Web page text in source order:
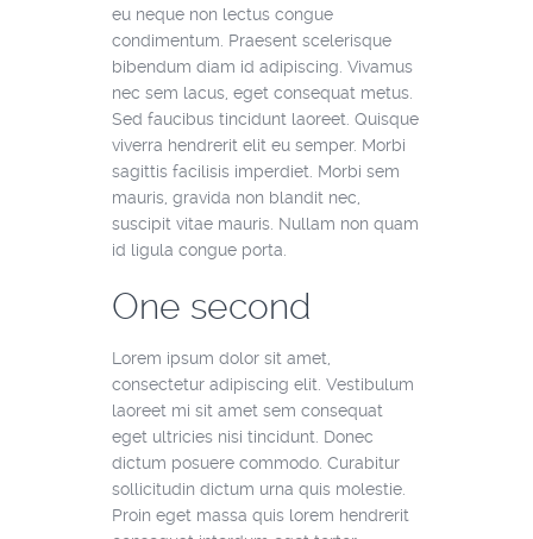
eu neque non lectus congue
condimentum. Praesent scelerisque
bibendum diam id adipiscing. Vivamus
nec sem lacus, eget consequat metus.
Sed faucibus tincidunt laoreet. Quisque
viverra hendrerit elit eu semper. Morbi
sagittis facilisis imperdiet. Morbi sem
mauris, gravida non blandit nec,
suscipit vitae mauris. Nullam non quam
id ligula congue porta.
One second
Lorem ipsum dolor sit amet,
consectetur adipiscing elit. Vestibulum
laoreet mi sit amet sem consequat
eget ultricies nisi tincidunt. Donec
dictum posuere commodo. Curabitur
sollicitudin dictum urna quis molestie.
Proin eget massa quis lorem hendrerit